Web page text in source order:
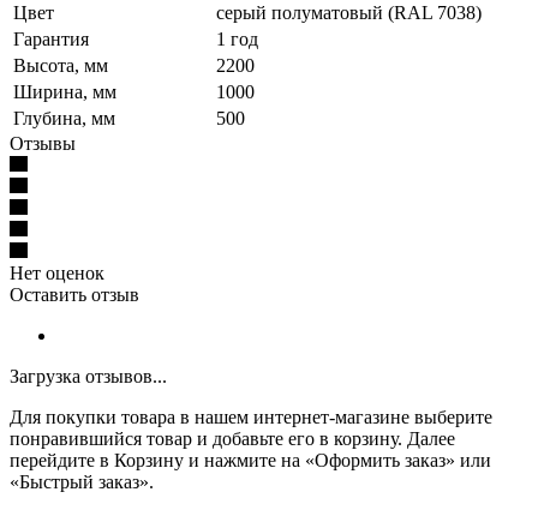
Цвет
серый полуматовый (RAL 7038)
Гарантия
1 год
Высота, мм
2200
Ширина, мм
1000
Глубина, мм
500
Отзывы
Нет оценок
Оставить отзыв
Загрузка отзывов...
Для покупки товара в нашем интернет-магазине выберите
понравившийся товар и добавьте его в корзину. Далее
перейдите в Корзину и нажмите на «Оформить заказ» или
«Быстрый заказ».